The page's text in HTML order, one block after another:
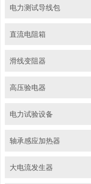
电力测试导线包
直流电阻箱
滑线变阻器
高压验电器
电力试验设备
轴承感应加热器
大电流发生器